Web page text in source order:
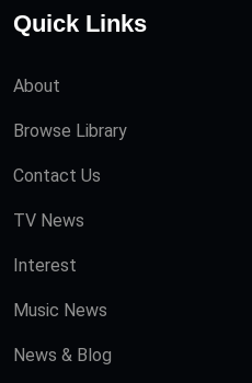
Quick Links
About
Browse Library
Contact Us
TV News
Interest
Music News
News & Blog